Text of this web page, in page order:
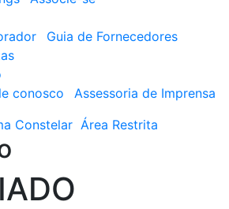
Guia de Fornecedores
conosco
Assessoria de Imprensa
Constelar Área Restrita